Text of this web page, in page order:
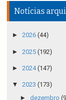
Notícias
► 2026 (44)
► 2025 (192)
► 2024(147)
▼ 2023 (173)
► dezembro